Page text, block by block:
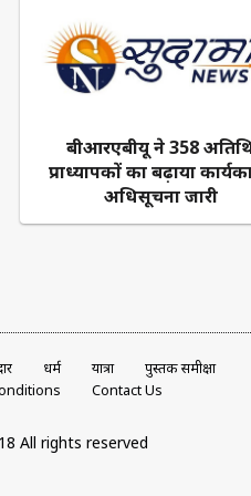
बीआरएबीयू ने 358
प्राध्यापकों का बढ़ाया
अधिसूचना जारी
धर्म यात्रा
पुस्तक समीक्षा
Contact Us
All rights reserved